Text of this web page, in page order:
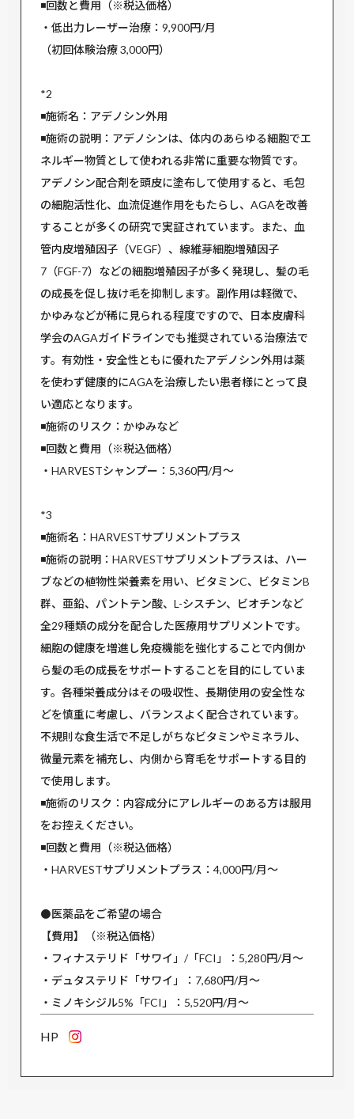
◾️回数と費用（※税込価格）
・低出力レーザー治療：9,900円/月
（初回体験治療 3,000円）
*2
◾️施術名：アデノシン外用
◾️施術の説明：アデノシンは、体内のあらゆる細胞でエ
ネルギー物質として使われる非常に重要な物質です。
アデノシン配合剤を頭皮に塗布して使用すると、毛包
の細胞活性化、血流促進作用をもたらし、AGAを改善
することが多くの研究で実証されています。また、血
管内皮増殖因子（VEGF）、線維芽細胞増殖因子
7（FGF-7）などの細胞増殖因子が多く発現し、髪の毛
の成長を促し抜け毛を抑制します。副作用は軽微で、
かゆみなどが稀に見られる程度ですので、日本皮膚科
学会のAGAガイドラインでも推奨されている治療法で
す。有効性・安全性ともに優れたアデノシン外用は薬
を使わず健康的にAGAを治療したい患者様にとって良
い適応となります。
◾️施術のリスク：かゆみなど
◾️回数と費用（※税込価格）
・HARVESTシャンプー：5,360円/月～
*3
◾️施術名：HARVESTサプリメントプラス
◾️施術の説明：HARVESTサプリメントプラスは、ハー
ブなどの植物性栄養素を用い、ビタミンC、ビタミンB
群、亜鉛、パントテン酸、L-シスチン、ビオチンなど
全29種類の成分を配合した医療用サプリメントです。
細胞の健康を増進し免疫機能を強化することで内側か
ら髪の毛の成長をサポートすることを目的にしていま
す。各種栄養成分はその吸収性、長期使用の安全性な
どを慎重に考慮し、バランスよく配合されています。
不規則な食生活で不足しがちなビタミンやミネラル、
微量元素を補充し、内側から育毛をサポートする目的
で使用します。
◾️施術のリスク：内容成分にアレルギーのある方は服用
をお控えください。
◾️回数と費用（※税込価格）
・HARVESTサプリメントプラス：4,000円/月～
⚫️医薬品をご希望の場合
【費用】（※税込価格）
・フィナステリド「サワイ」/「FCI」：5,280円/月～
・デュタステリド「サワイ」：7,680円/月～
・ミノキシジル5%「FCI」：5,520円/月～
HP